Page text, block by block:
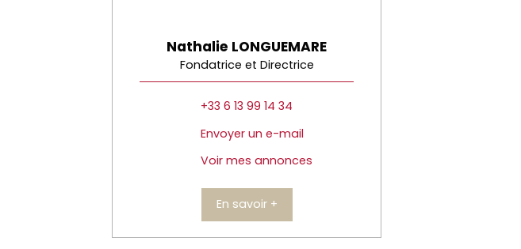
Nathalie LONGUEMARE
Fondatrice et Directrice
+33 6 13 99 14 34
Envoyer un e-mail
Voir mes annonces
En savoir +